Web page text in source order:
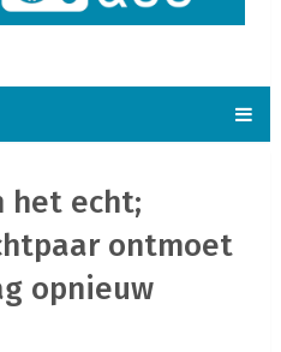
het echt;
ontmoet
opnieuw